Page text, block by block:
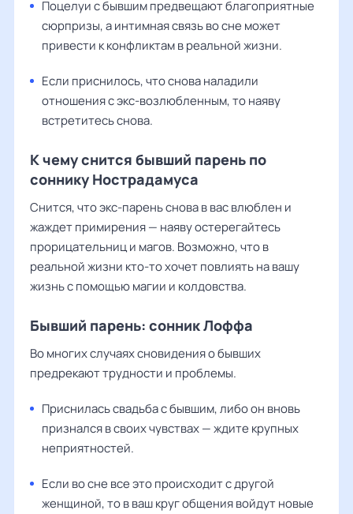
Поцелуи с бывшим предвещают благоприятные
сюрпризы, а интимная связь во сне может
привести к конфликтам в реальной жизни.
Если приснилось, что снова наладили
отношения с экс-возлюбленным, то наяву
встретитесь снова.
К чему снится бывший парень по
соннику Нострадамуса
Снится, что экс-парень снова в вас влюблен и
жаждет примирения — наяву остерегайтесь
прорицательниц и магов. Возможно, что в
реальной жизни кто-то хочет повлиять на вашу
жизнь с помощью магии и колдовства.
Бывший парень: сонник Лоффа
Во многих случаях сновидения о бывших
предрекают трудности и проблемы.
Приснилась свадьба с бывшим, либо он вновь
признался в своих чувствах — ждите крупных
неприятностей.
Если во сне все это происходит с другой
женщиной, то в ваш круг общения войдут новые